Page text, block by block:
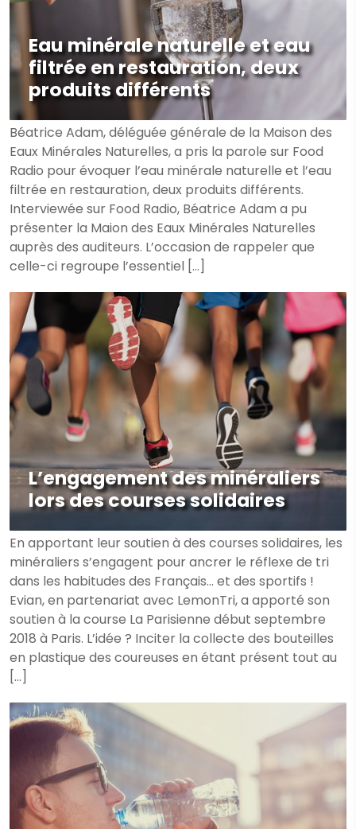
Eau minérale naturelle et eau
filtrée en restauration, deux
produits différents
Béatrice Adam, déléguée générale de la Maison des
Eaux Minérales Naturelles, a pris la parole sur Food
Radio pour évoquer l’eau minérale naturelle et l’eau
filtrée en restauration, deux produits différents.
Interviewée sur Food Radio, Béatrice Adam a pu
présenter la Maion des Eaux Minérales Naturelles
auprès des auditeurs. L’occasion de rappeler que
celle-ci regroupe l’essentiel […]
L’engagement des minéraliers
lors des courses solidaires
En apportant leur soutien à des courses solidaires, les
minéraliers s’engagent pour ancrer le réflexe de tri
dans les habitudes des Français… et des sportifs !
Evian, en partenariat avec LemonTri, a apporté son
soutien à la course La Parisienne début septembre
2018 à Paris. L’idée ? Inciter la collecte des bouteilles
en plastique des coureuses en étant présent tout au
[…]